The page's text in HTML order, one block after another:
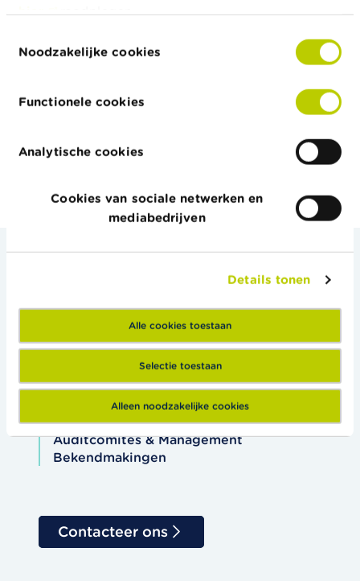
Noodzakelijke cookies
Functionele cookies
Analytische cookies
Cookies van sociale netwerken en
mediabedrijven
Details tonen
Alle cookies toestaan
Selectie toestaan
Alleen noodzakelijke cookies
De wetgever delegeert de organisatie van de
Bedrijfsrevisoren. Het College draagt de
eindverantwoordelijkheid voor het toezicht op en de
Bedrijfsrevisoren
Nieuws & Waarschuwingen
Gebruikers financiële info
Over het College
Auditcomités & Management
Bekendmakingen
Contacteer ons